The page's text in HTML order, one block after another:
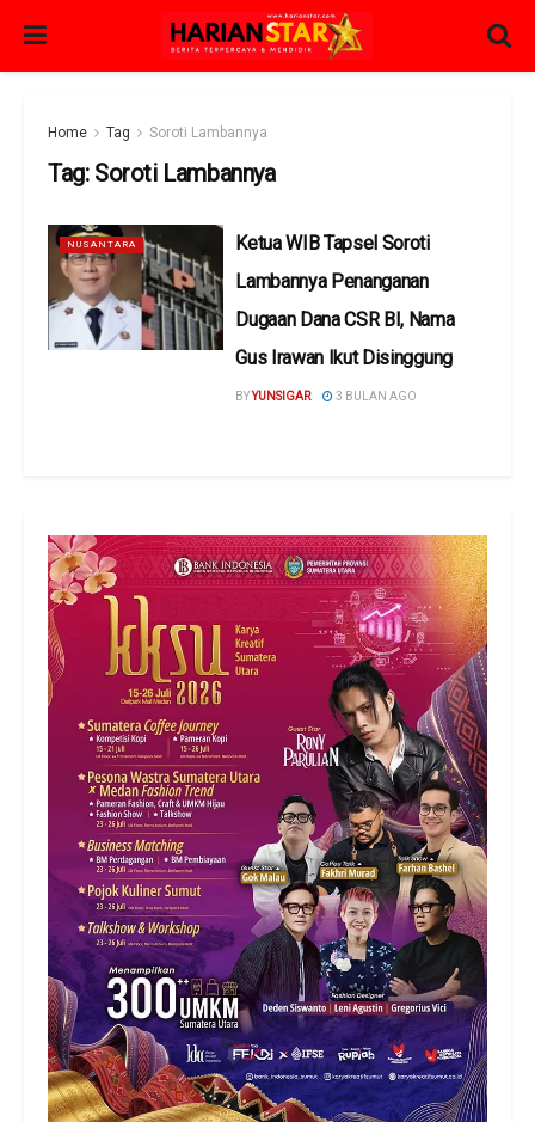
Home Tag Soroti Lambannya
Tag: Soroti Lambannya
NUSANTARA
Ketua WIB Tapsel Soroti
Lambannya Penanganan
Dugaan Dana CSR BI, Nama
Gus Irawan Ikut Disinggung
BYYUNSIGAR 3 BULAN AGO